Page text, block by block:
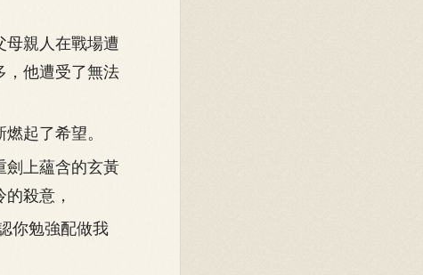
親人在戰場遭
，他遭受了無法
起了希望。
上蘊含的玄黃
殺意，
你勉強配做我